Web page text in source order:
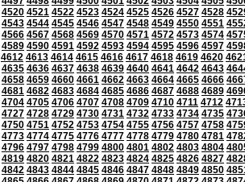
4520 4521 4522 4523 4524 4525 4526 4527 4528
4543 4544 4545 4546 4547 4548 4549 4550 4551
4566 4567 4568 4569 4570 4571 4572 4573 4574
4589 4590 4591 4592 4593 4594 4595 4596 4597
4612 4613 4614 4615 4616 4617 4618 4619 4620
4635 4636 4637 4638 4639 4640 4641 4642 4643
4658 4659 4660 4661 4662 4663 4664 4665 4666
4681 4682 4683 4684 4685 4686 4687 4688 4689
4704 4705 4706 4707 4708 4709 4710 4711 4712
4727 4728 4729 4730 4731 4732 4733 4734 4735
4750 4751 4752 4753 4754 4755 4756 4757 4758
4773 4774 4775 4776 4777 4778 4779 4780 4781
4796 4797 4798 4799 4800 4801 4802 4803 4804
4819 4820 4821 4822 4823 4824 4825 4826 4827
4842 4843 4844 4845 4846 4847 4848 4849 4850